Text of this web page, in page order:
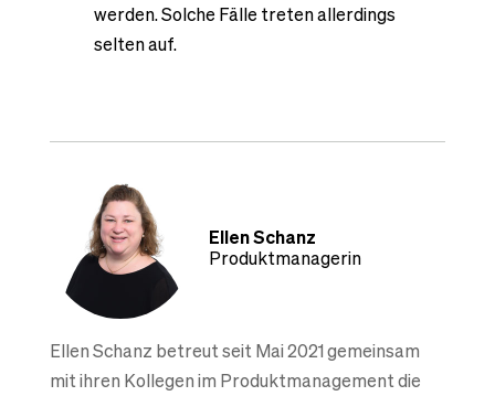
werden. Solche Fälle treten allerdings
selten auf.
Ellen Schanz
Produktmanagerin
Ellen Schanz betreut seit Mai 2021 gemeinsam
mit ihren Kollegen im Produktmanagement die